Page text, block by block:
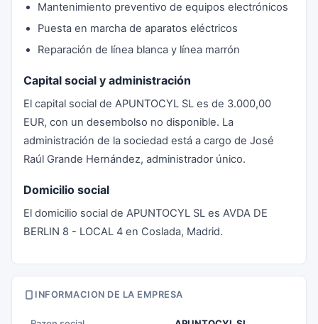
Mantenimiento preventivo de equipos electrónicos
Puesta en marcha de aparatos eléctricos
Reparación de línea blanca y línea marrón
Capital social y administración
El capital social de APUNTOCYL SL es de 3.000,00
EUR, con un desembolso no disponible. La
administración de la sociedad está a cargo de José
Raúl Grande Hernández, administrador único.
Domicilio social
El domicilio social de APUNTOCYL SL es AVDA DE
BERLIN 8 - LOCAL 4 en Coslada, Madrid.
INFORMACION DE LA EMPRESA